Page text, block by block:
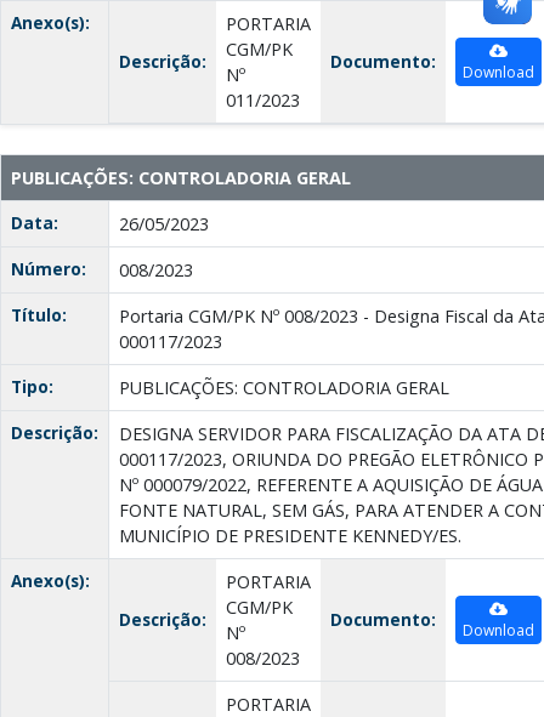
Anexo(s):
Descrição:
PORTARIA
CGM/PK
Nº
011/2023
Documento: Download
PUBLICAÇÕES: CONTROLADORIA GERAL
Data:
26/05/2023
Número:
008/2023
Título:
Portaria CGM/PK Nº 008/2023 - Designa Fiscal da
000117/2023
Tipo:
PUBLICAÇÕES: CONTROLADORIA GERAL
Descrição:
DESIGNA SERVIDOR PARA FISCALIZAÇÃO DA ATA
000117/2023, ORIUNDA DO PREGÃO ELETRÔNICO
Nº 000079/2022, REFERENTE A AQUISIÇÃO DE
FONTE NATURAL, SEM GÁS, PARA ATENDER A
MUNICÍPIO DE PRESIDENTE KENNEDY/ES.
Anexo(s):
Descrição:
PORTARIA
CGM/PK
Nº
008/2023
Documento: Download
PORTARIA